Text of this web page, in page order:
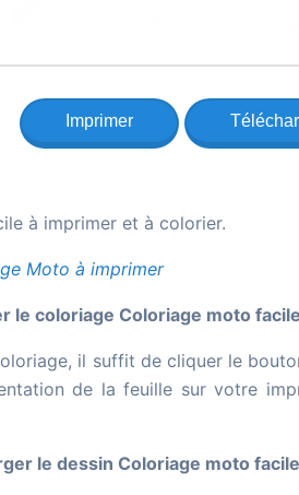
Imprimer
à imprimer et à colorier.
Moto à imprimer
le coloriage Coloriage moto
il suffit de cliquer le
de la feuille sur votre
le dessin Coloriage moto